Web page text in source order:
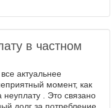
в частном
актуальнее
момент, как
неуплату . Это связано